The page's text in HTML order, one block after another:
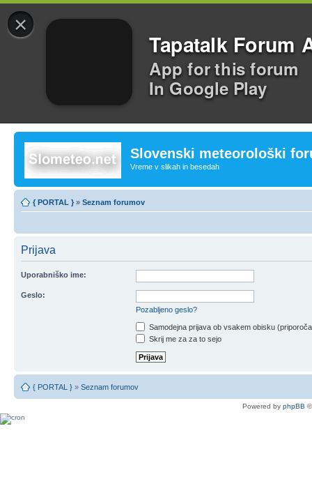
×
Tapatalk Forum
App for this forum
In Google Play
Slovenski meteorološki
Vreme v slikah in besedah
{ PORTAL } » Seznam forumov
Prijava
Uporabniško ime:
Geslo:
Pozabljeno geslo?
Samodejna prijava ob vsakem obisku
Skrij me za za to sejo
{ PORTAL } » Seznam forumov
Powered by phpBB